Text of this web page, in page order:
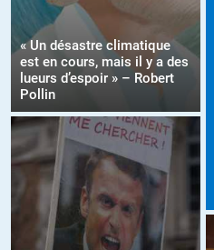
« Un désastre climatique
est en cours, mais il y a des
lueurs d’espoir » – Robert
Pollin